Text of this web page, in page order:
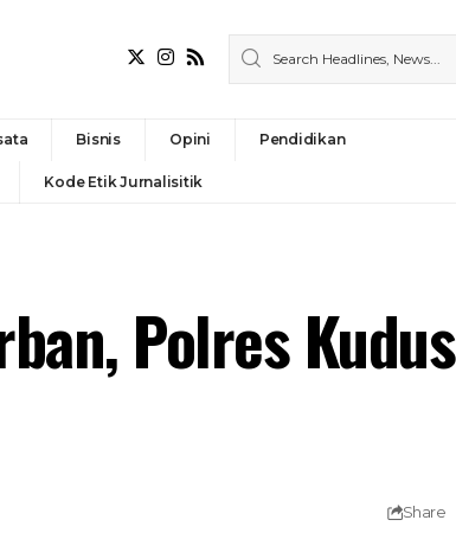
Bisnis Opini Pendidikan
Kode Etik Jurnalisitik
Polres Kudus
Share